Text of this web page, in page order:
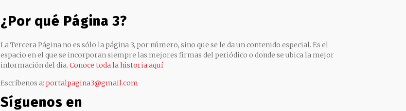
¿Por qué Página 3?
La Tercera Página no es sólo la página 3, por número, sino que se le da un contenido especial. Es el
espacio en el que se incorporan siempre las mejores firmas del periódico o donde se ubica la mejor
información del día. Conoce toda la historia aquí
Escríbenos a: portalpagina3@gmail.com
Síguenos en